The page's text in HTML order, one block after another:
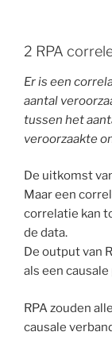
2 RPA
Er is een
aantal
tussen het
veroorzaakte
De uitkomst
Maar een
correlatie kan
de data.
De output van
als een
RPA zouden
causale